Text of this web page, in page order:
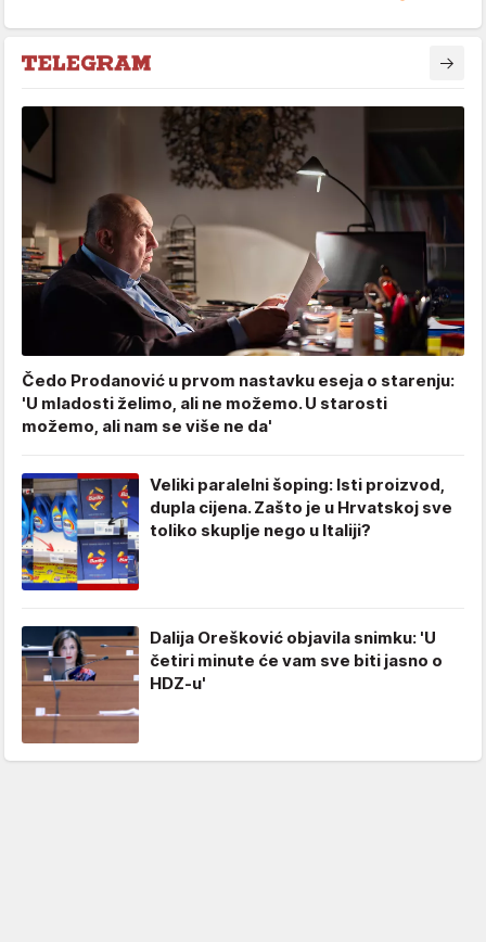
Čedo Prodanović u prvom nastavku eseja o starenju:
'U mladosti želimo, ali ne možemo. U starosti
možemo, ali nam se više ne da'
Veliki paralelni šoping: Isti proizvod,
dupla cijena. Zašto je u Hrvatskoj sve
toliko skuplje nego u Italiji?
Dalija Orešković objavila snimku: 'U
četiri minute će vam sve biti jasno o
HDZ-u'